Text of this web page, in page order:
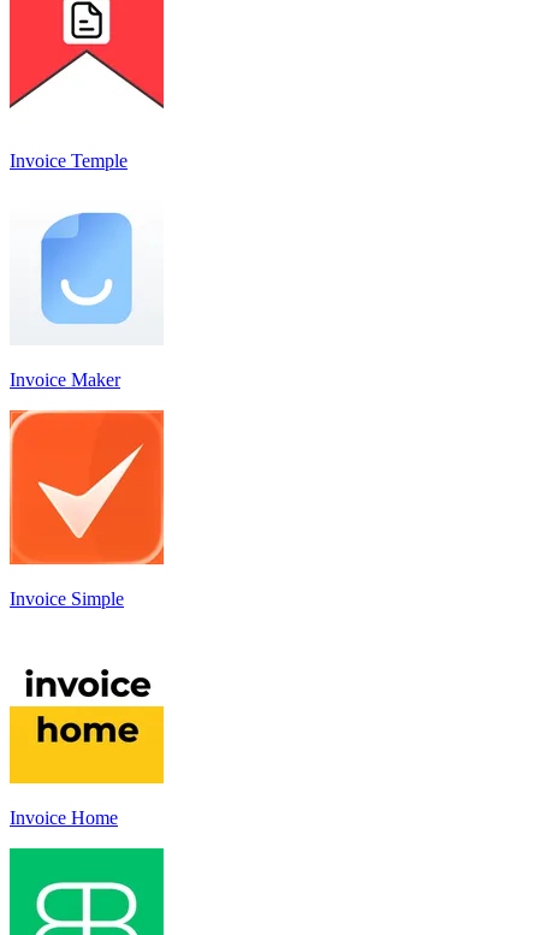
Invoice Temple
Invoice Maker
Invoice Simple
Invoice Home